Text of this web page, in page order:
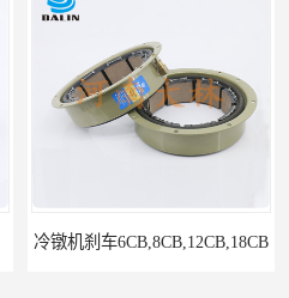
刹车6CB,8CB,12CB,18CB